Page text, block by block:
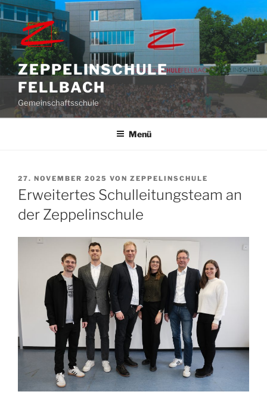
Zum
Inhalt
springen
ZEPPELINSCHULE
FELLBACH
Gemeinschaftsschule
Menü
VERÖFFENTLICHT
AM
27. NOVEMBER 2025 VON ZEPPELINSCHULE
Erweitertes Schulleitungsteam an
der Zeppelinschule